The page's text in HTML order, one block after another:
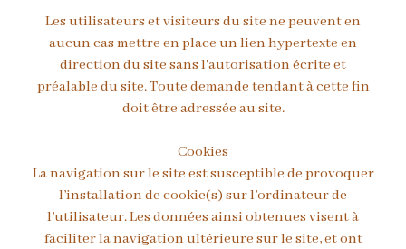
Les utilisateurs et visiteurs du site ne peuvent en
aucun cas mettre en place un lien hypertexte en
direction du site sans l'autorisation écrite et
préalable du site. Toute demande tendant à cette fin
doit être adressée au site.
Cookies
La navigation sur le site est susceptible de provoquer
l’installation de cookie(s) sur l’ordinateur de
l’utilisateur. Les données ainsi obtenues visent à
faciliter la navigation ultérieure sur le site, et ont